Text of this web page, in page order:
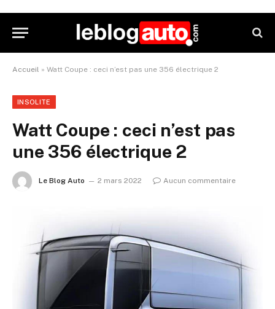
Accueil » Watt Coupe : ceci n’est pas une 356 électrique 2
INSOLITE
Watt Coupe : ceci n’est pas
une 356 électrique 2
Le Blog Auto 2 mars 2022 Aucun commentaire